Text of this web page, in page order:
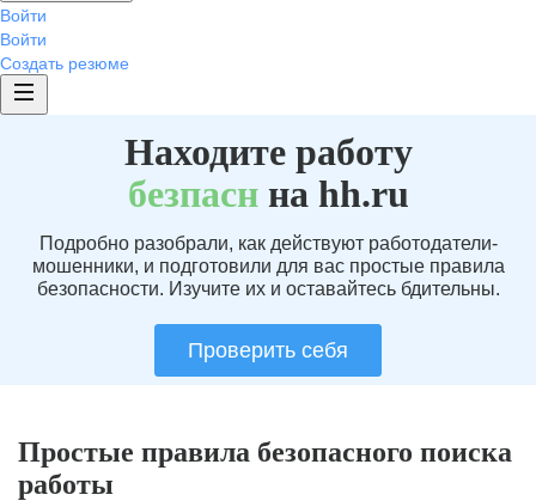
Войти
Войти
Создать резюме
Находите работу
безпаснна hh.ru
Подробно разобрали, как действуют работодатели-
мошенники, и подготовили для вас простые правила
безопасности. Изучите их и оставайтесь бдительны.
Проверить себя
Простые правила безопасного поиска
работы